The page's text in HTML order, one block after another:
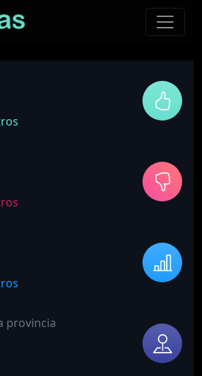
provincia